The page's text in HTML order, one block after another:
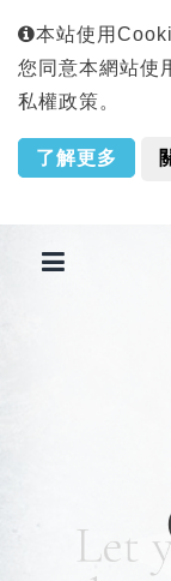
本站使用
您同意本網站使
私權政策。
了解更多